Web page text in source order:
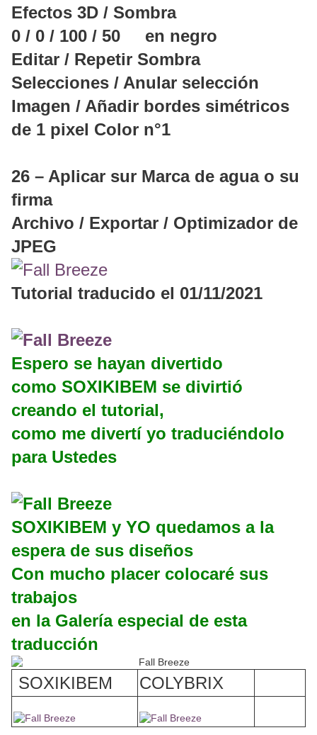
Efectos 3D / Sombra
0 / 0 / 100 / 50 en negro
Editar / Repetir Sombra
Selecciones / Anular selección
Imagen / Añadir bordes simétricos
de 1 pixel Color n°1
26 – Aplicar sur Marca de agua o su
firma
Archivo / Exportar / Optimizador de
JPEG
Tutorial traducido el 01/11/2021
Espero se hayan divertido
como SOXIKIBEM se divirtió
creando el tutorial,
como me divertí yo traduciéndolo
para Ustedes
SOXIKIBEM y YO quedamos a la
espera de sus diseños
Con mucho placer colocaré sus
trabajos
en la Galería especial de esta
traducción
SOXIKIBEM COLYBRIX